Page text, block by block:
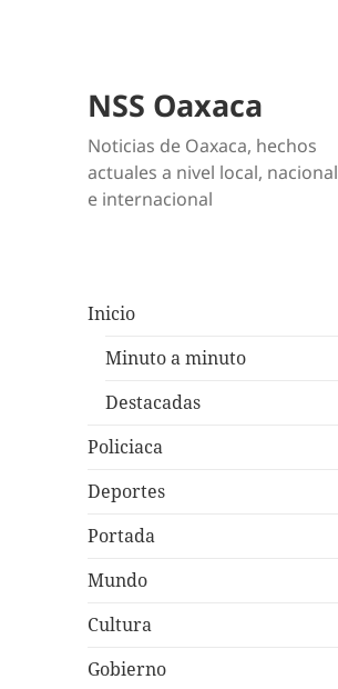
NSS Oaxaca
Noticias de Oaxaca, hechos
actuales a nivel local, nacional
e internacional
Inicio
Minuto a minuto
Destacadas
Policiaca
Deportes
Portada
Mundo
Cultura
Gobierno